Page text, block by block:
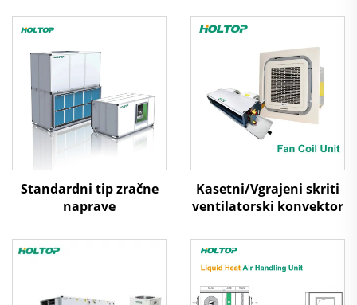
Standardni tip zračne
naprave
Kasetni/Vgrajeni skriti
ventilatorski konvektor